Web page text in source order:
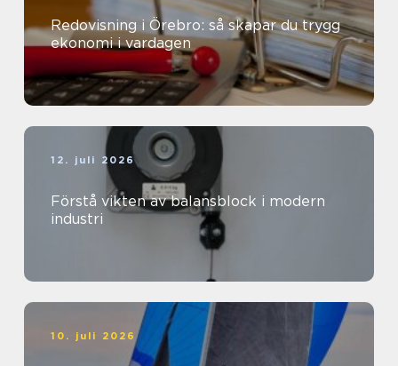
Redovisning i Örebro: så skapar du trygg
ekonomi i vardagen
12. juli 2026
Förstå vikten av balansblock i modern
industri
10. juli 2026